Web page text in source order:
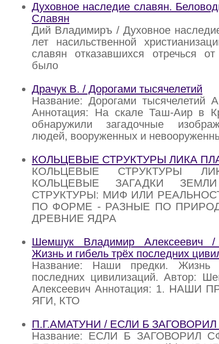
Духовное наследие славян.
Славян
Дий Владимиръ / Духовное
лет насильственной
славян отказавшихся отречься
было
Драчук В. / Дорогами тысячелетий
Название: Дорогами тысячелетий
Аннотация: На скале Таш-Аир в
обнаружили загадочные
людей, вооруженных и
КОЛЬЦЕВЫЕ СТРУКТУРЫ ЛИКА
КОЛЬЦЕВЫЕ СТРУКТУРЫ
КОЛЬЦЕВЫЕ ЗАГАДКИ
СТРУКТУРЫ: МИФ ИЛИ
ПО ФОРМЕ - РАЗНЫЕ ПО
ДРЕВНИЕ ЯДРА
Шемшук Владимир Алексеевич
Жизнь и гибель трёх последних
Название: Наши предки. Жизнь
последних цивилизаций. Автор:
Алексеевич Аннотация: 1. НАШИ
ЯГИ, КТО
П.Г.АМАТУНИ / ЕСЛИ Б
Название: ЕСЛИ Б ЗАГОВОРИЛ